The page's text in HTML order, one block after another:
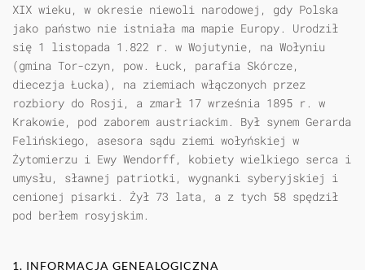
XIX wieku, w okresie niewoli narodowej, gdy Polska
jako państwo nie istniała ma mapie Europy. Urodził
się 1 listopada 1.822 r. w Wojutynie, na Wołyniu
(gmina Tor-czyn, pow. Łuck, parafia Skórcze,
diecezja Łucka), na ziemiach włączonych przez
rozbiory do Rosji, a zmarł 17 września 1895 r. w
Krakowie, pod zaborem austriackim. Był synem Gerarda
Felińskiego, asesora sądu ziemi wołyńskiej w
Żytomierzu i Ewy Wendorff, kobiety wielkiego serca i
umysłu, sławnej patriotki, wygnanki syberyjskiej i
cenionej pisarki. Żył 73 lata, a z tych 58 spędził
pod berłem rosyjskim.
1. INFORMACJA GENEALOGICZNA